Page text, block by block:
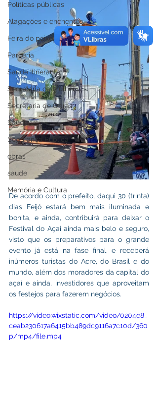
Políticas públicas
Alagações e enchentes
Feira do peixe
Parceria
Saúde Itinerante
Secretaria da Mulher
Secretaria de Obras
Saúde
Segurança Pública
obras
saude
Memória e Cultura
De acordo com o prefeito, daqui 30 (trinta)
dias Feijó estará bem mais iluminada e
bonita, e ainda, contribuirá para deixar o
Festival do Açai ainda mais belo e seguro,
visto que os preparativos para o grande
evento já está na fase final, e receberá
inúmeros turistas do Acre, do Brasil e do
mundo, além dos moradores da capital do
açaí e ainda, investidores que aproveitam
os festejos para fazerem negócios.
https://video.wixstatic.com/video/0204e8_
ceab230617a6415bb489dc9116a7c10d/360
p/mp4/file.mp4